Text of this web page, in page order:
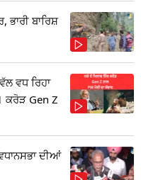
ਬਾਰਿਸ਼
ਵਧ ਰਿਹਾ
ਕਰੋੜ Gen Z
ਦੀਆਂ